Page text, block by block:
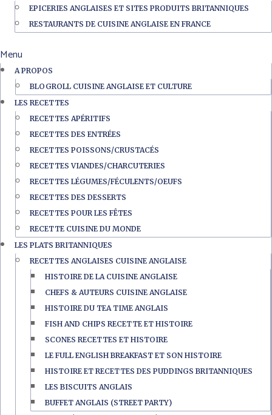
EPICERIES ANGLAISES ET SITES PRODUITS BRITANNIQUES
RESTAURANTS DE CUISINE ANGLAISE EN FRANCE
Menu
A PROPOS
BLOGROLL CUISINE ANGLAISE ET CULTURE
LES RECETTES
RECETTES APÉRITIFS
RECETTES DES ENTRÉES
RECETTES POISSONS/CRUSTACÉS
RECETTES VIANDES/CHARCUTERIES
RECETTES LÉGUMES/FÉCULENTS/OEUFS
RECETTES DES DESSERTS
RECETTES POUR LES FÊTES
RECETTE CUISINE DU MONDE
LES PLATS BRITANNIQUES
RECETTES ANGLAISES CUISINE ANGLAISE
HISTOIRE DE LA CUISINE ANGLAISE
CHEFS & AUTEURS CUISINE ANGLAISE
HISTOIRE DU TEA TIME ANGLAIS
FISH AND CHIPS RECETTE ET HISTOIRE
SCONES RECETTES ET HISTOIRE
LE FULL ENGLISH BREAKFAST ET SON HISTOIRE
HISTOIRE ET RECETTES DES PUDDINGS BRITANNIQUES
LES BISCUITS ANGLAIS
BUFFET ANGLAIS (STREET PARTY)